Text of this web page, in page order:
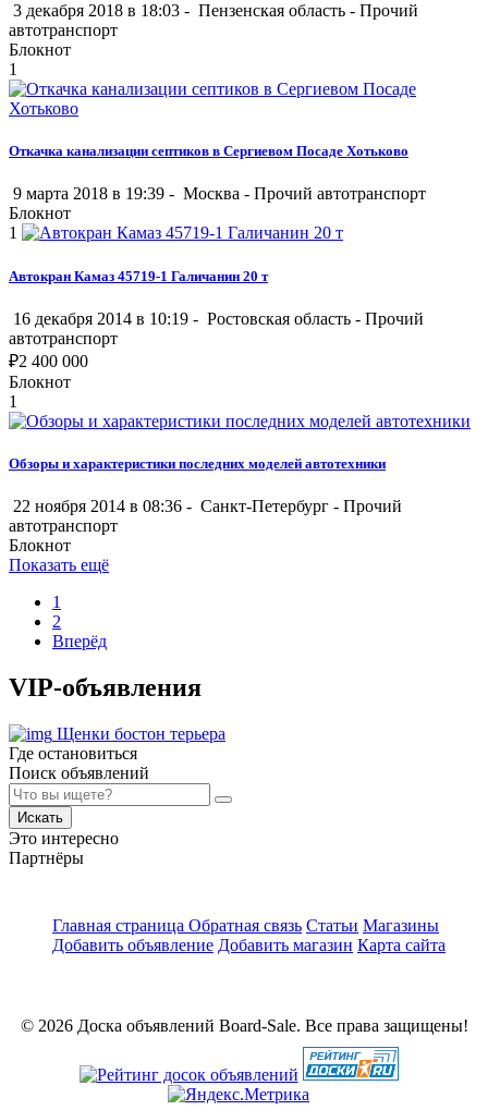
3 декабря 2018 в 18:03 - Пензенская область - Прочий
автотранспорт
Блокнот
1
Откачка канализации септиков в Сергиевом Посаде Хотьково
9 марта 2018 в 19:39 - Москва - Прочий автотранспорт
Блокнот
1
Автокран Камаз 45719-1 Галичанин 20 т
16 декабря 2014 в 10:19 - Ростовская область - Прочий
автотранспорт
₽2 400 000
Блокнот
1
Обзоры и характеристики последних моделей автотехники
22 ноября 2014 в 08:36 - Санкт-Петербург - Прочий
автотранспорт
Блокнот
Показать ещё
1
2
Вперёд
VIP-объявления
Щенки бостон терьера
Где остановиться
Поиск объявлений
Искать
Это интересно
Партнёры
Главная страница Обратная связь Статьи Магазины
Добавить объявление Добавить магазин Карта сайта
© 2026 Доска объявлений Board-Sale. Все права защищены!